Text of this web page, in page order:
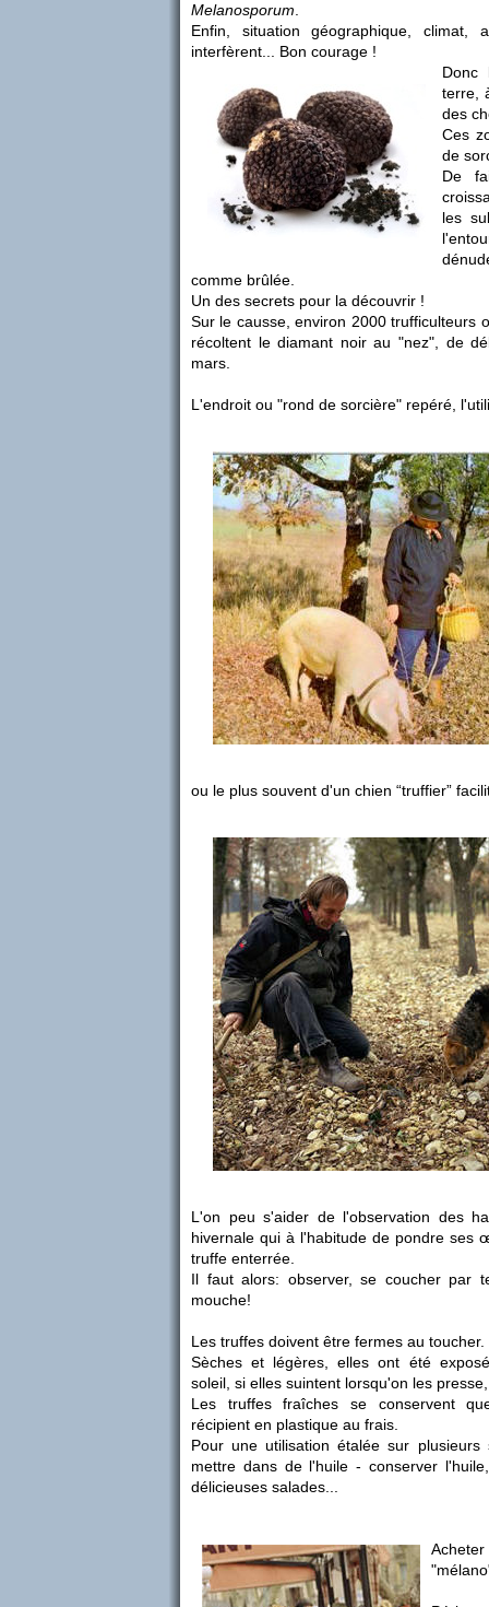
Melanosporum
Enfin, situation géographique, climat,
interfèrent... Bon courage !
Donc
terre,
des
Ces
de
De
les
comme brûlée.
Un des secrets pour la découvrir !
Sur le causse, environ 2000 trufficulteurs
récoltent le diamant noir au "nez", de
mars.
L'endroit ou "rond de sorcière" repéré,
ou le plus souvent d'un chien “truffier”
L'on peu s'aider de l'observation des
hivernale qui à l'habitude de pondre ses
truffe enterrée.
Il faut alors: observer, se coucher par
mouche!
Les truffes doivent être fermes au toucher.
Sèches et légères, elles ont été
soleil, si elles suintent lorsqu'on les
Les truffes fraîches se conservent
récipient en plastique au frais.
Pour une utilisation étalée sur
mettre dans de l'huile - conserver
délicieuses salades...